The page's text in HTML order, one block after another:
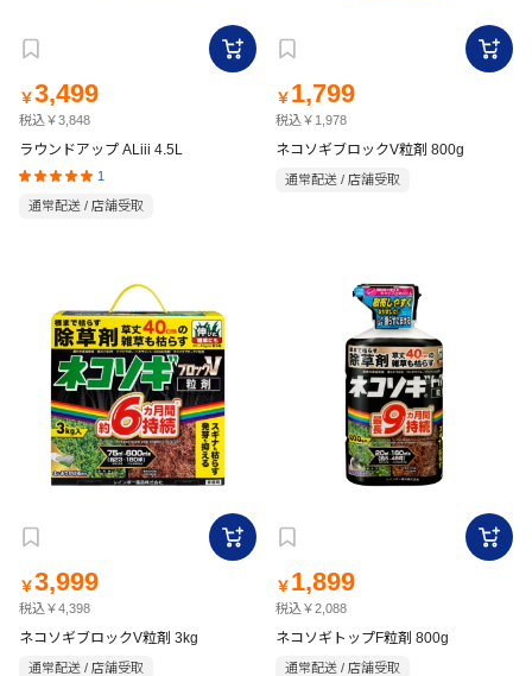
￥3,499
税込￥3,848
ラウンドアップ ALiii 4.5L
1
通常配送 / 店舗受取
￥ 1,799
税込￥1,978
ネコソギブロックV粒剤 800g
通常配送 / 店舗受取
￥3,999
税込￥4,398
ネコソギブロックV粒剤 3kg
通常配送 / 店舗受取
￥ 1,899
税込￥2,088
ネコソギトップF粒剤 800g
通常配送 / 店舗受取